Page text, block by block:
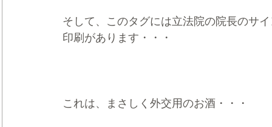
そして、このタグには立法院の院長のサ
印刷があります・・・
これは、まさしく外交用のお酒・・・